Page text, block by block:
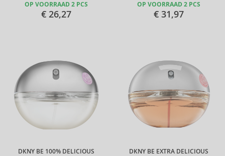
OP VOORRAAD 2 PCS
€ 26,27
OP VOORRAAD 2 PCS
€ 31,97
DKNY BE 100% DELICIOUS DKNY BE EXTRA DELICIOUS